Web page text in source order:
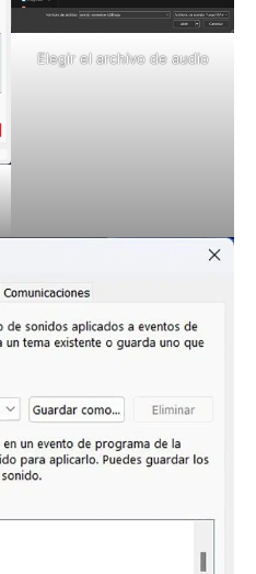
Elegir el archivo de audio